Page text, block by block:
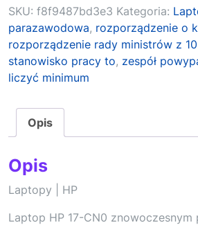
SKU: f8f9487bd3e3 Kategoria:
parazawodowa, rozporządzenie o
rozporządzenie rady ministrów z
stanowisko pracy to, zespół
liczyć minimum
Opis
Opis
Laptopy | HP
Laptop HP 17-CN0 znowoczesnym